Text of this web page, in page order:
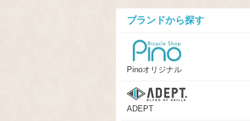
ブランドから探す
Pinoオリジナル
ADEPT